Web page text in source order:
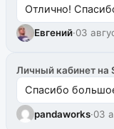
Отлично!
Евгений·03
Личный кабинет на
Спасибо
pandaworks·03